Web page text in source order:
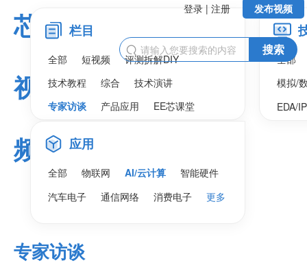
发布视频
登录 | 注册
 搜索
芯
视
频
栏目
全部 短视频
评测拆解DIY
技术教程
综合
技术演讲
专家访谈
产品应用 EE芯课堂
全部
模拟/
EDA/
应用
全部 物联网 AI/云计算
智能硬件
汽车电子
通信网络 消费电子 更多
专家访谈